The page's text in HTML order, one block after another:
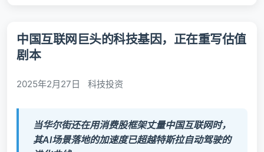
中国互联网巨头的科技基因，正在重写估值
剧本
2025年2月27日 科技投资
当华尔街还在用消费股框架丈量中国互联网时，
其AI场景落地的加速度已超越特斯拉自动驾驶的